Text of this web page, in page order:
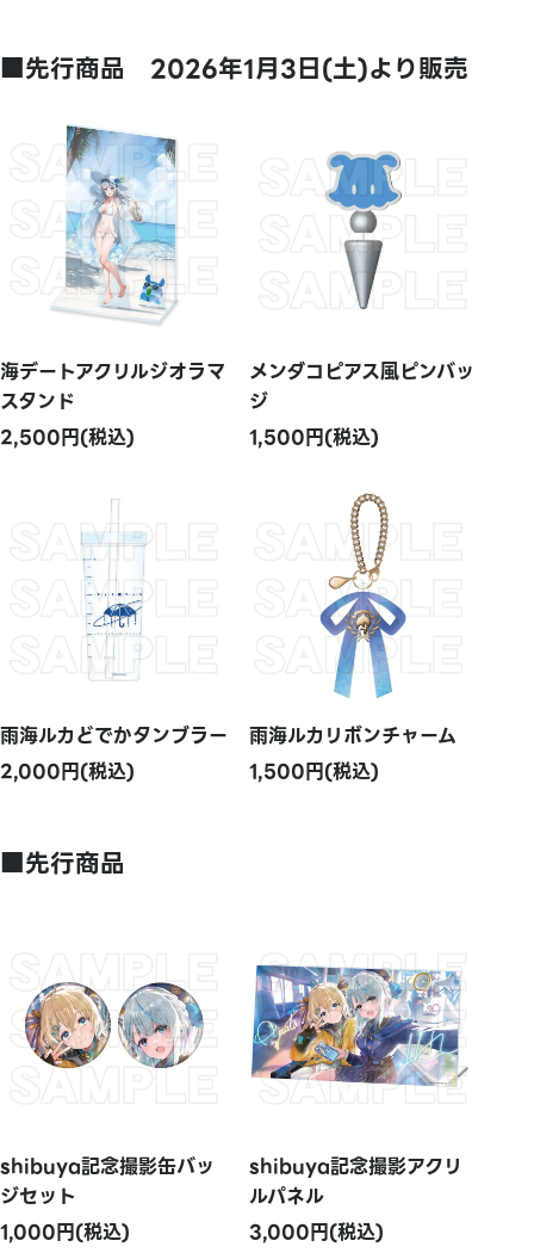
■先行商品 2026年1月3日(土)より販売
海デートアクリルジオラマ
スタンド
2,500円(税込)
メンダコピアス風ピンバッ
ジ
1,500円(税込)
雨海ルカどでかタンブラー
2,000円(税込)
雨海ルカリボンチャーム
1,500円(税込)
■先行商品
shibuya記念撮影缶バッ
ジセット
1,000円(税込)
shibuya記念撮影アクリ
ルパネル
3,000円(税込)